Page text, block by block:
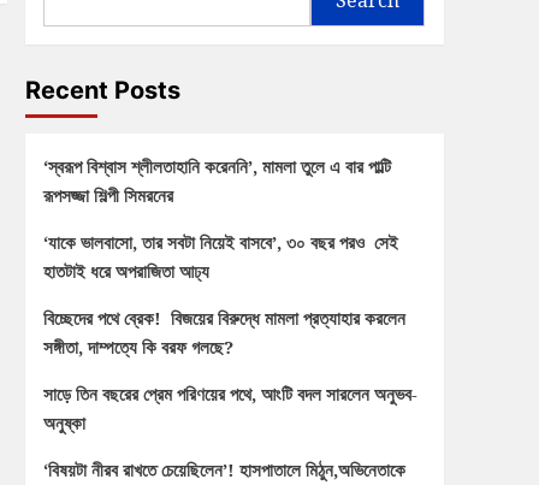
Recent Posts
‘স্বরূপ বিশ্বাস শ্লীলতাহানি করেননি’, মামলা তুলে এ বার পাল্টি
রূপসজ্জা শিল্পী সিমরনের
‘যাকে ভালবাসো, তার সবটা নিয়েই বাসবে’, ৩০ বছর পরও সেই
হাতটাই ধরে অপরাজিতা আঢ্য
বিচ্ছেদের পথে ব্রেক! বিজয়ের বিরুদ্ধে মামলা প্রত্যাহার করলেন
সঙ্গীতা, দাম্পত্যে কি বরফ গলছে?
সাড়ে তিন বছরের প্রেম পরিণয়ের পথে, আংটি বদল সারলেন অনুভব-
অনুষ্কা
‘বিষয়টা নীরব রাখতে চেয়েছিলেন’! হাসপাতালে মিঠুন,অভিনেতাকে